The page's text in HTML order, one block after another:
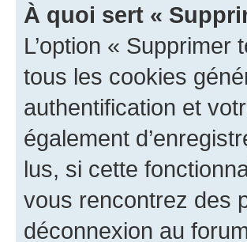
À quoi sert «
L’option «
tous les cookies
authentification et
également
lus, si cette
vous rencontrez des
déconnexion au